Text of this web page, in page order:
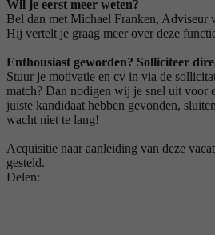
Wil je eerst meer weten?
Bel dan met Michael Franken, Adviseur
Hij vertelt je graag meer over deze
Enthousiast geworden? Solliciteer
Stuur je motivatie en cv in via de
match? Dan nodigen wij je snel uit voor
juiste kandidaat hebben gevonden,
wacht niet te lang!
Acquisitie naar aanleiding van deze
gesteld.
Delen: